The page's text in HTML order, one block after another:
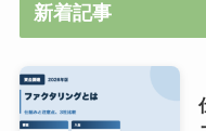
新着記事